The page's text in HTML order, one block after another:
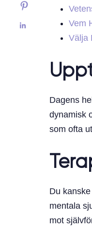
Vem
Välja
Dagens
dynamisk
som ofta
Du
mentala
mot